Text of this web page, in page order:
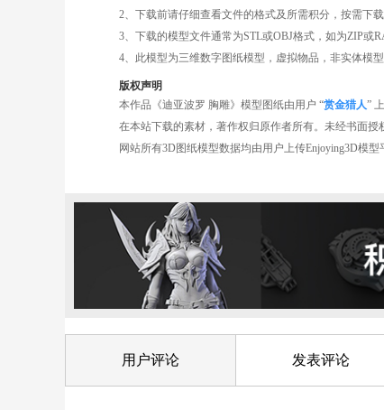
2、下载前请仔细查看文件的格式及所需积分，按需下
3、下载的模型文件通常为STL或OBJ格式，如为ZIP或
4、此模型为三维数字图纸模型，虚拟物品，非实体模型
版权声明
本作品《迪亚波罗 胸雕》模型图纸由用户 “赏金猎人”
在本站下载的素材，著作权归原作者所有。未经书面
网站所有3D图纸模型数据均由用户上传Enjoying3D模
用户评论 发表评论